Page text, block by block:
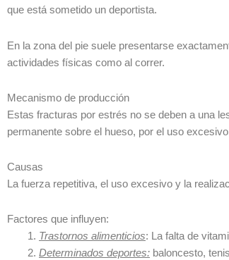
que está sometido un deportista.
En la zona del pie suele presentarse
actividades físicas como al correr.
Mecanismo de producción
Estas fracturas por estrés no se deben a una
permanente sobre el hueso, por el uso
Causas
La fuerza repetitiva, el uso excesivo y la
Factores que influyen:
Trastornos alimenticios: La falta de
Determinados deportes: baloncesto,